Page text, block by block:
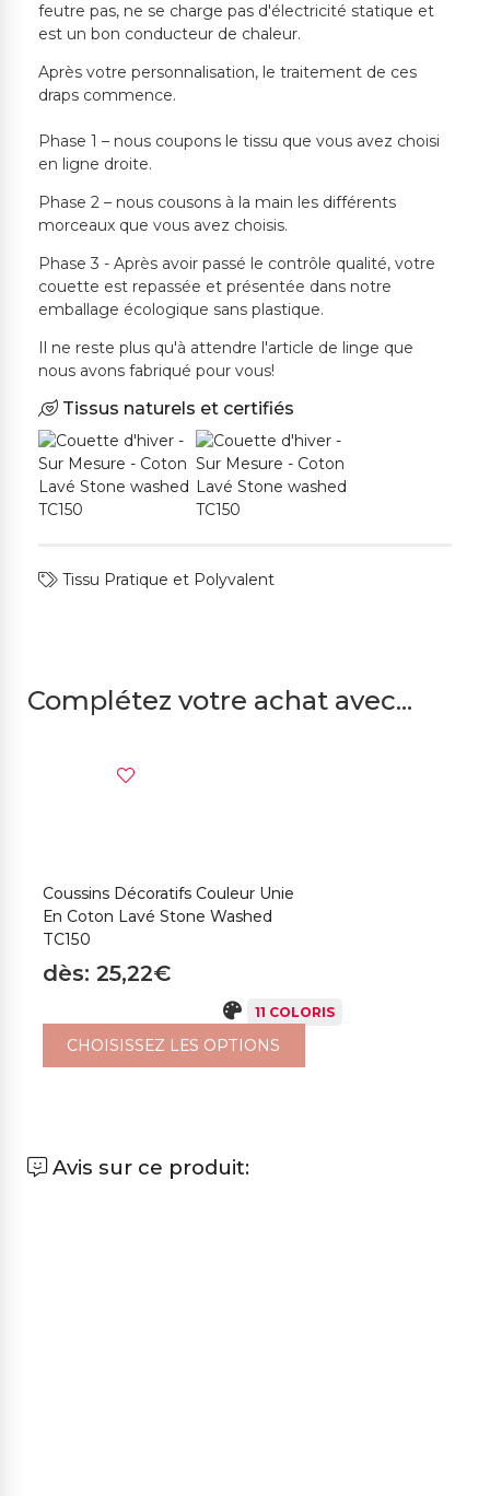
feutre pas, ne se charge pas d'électricité statique et
est un bon conducteur de chaleur.
Après votre personnalisation, le traitement de ces
draps commence.
Phase 1 – nous coupons le tissu que vous avez choisi
en ligne droite.
Phase 2 – nous cousons à la main les différents
morceaux que vous avez choisis.
Phase 3 - Après avoir passé le contrôle qualité, votre
couette est repassée et présentée dans notre
emballage écologique sans plastique.
Il ne reste plus qu'à attendre l'article de linge que
nous avons fabriqué pour vous!
Tissus naturels et certifiés
Tissu Pratique et Polyvalent
Complétez votre achat avec...
Coussins Décoratifs Couleur Unie
En Coton Lavé Stone Washed
TC150
dès: 25,22€
11 COLORIS
CHOISISSEZ LES OPTIONS
Avis sur ce produit: